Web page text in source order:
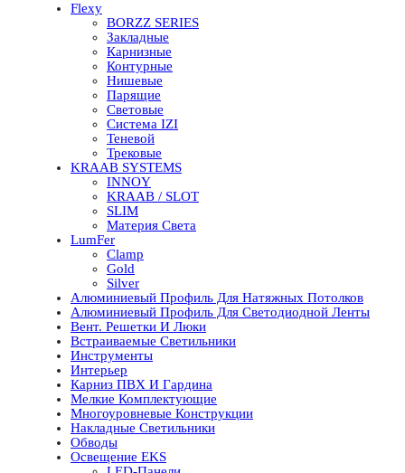
Flexy
BORZZ SERIES
Закладные
Карнизные
Контурные
Нишевые
Парящие
Световые
Система IZI
Теневой
Трековые
KRAAB SYSTEMS
INNOY
KRAAB / SLOT
SLIM
Материя Света
LumFer
Clamp
Gold
Silver
Алюминиевый Профиль Для Натяжных Потолков
Алюминиевый Профиль Для Светодиодной Ленты
Вент. Решетки И Люки
Встраиваемые Светильники
Инструменты
Интерьер
Карниз ПВХ И Гардина
Мелкие Комплектующие
Многоуровневые Конструкции
Накладные Светильники
Обводы
Освещение EKS